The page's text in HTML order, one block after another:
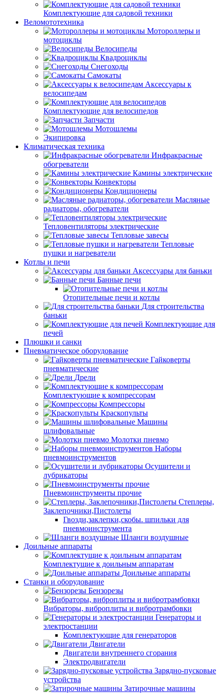
Комплектующие для садовой техники
Веломототехника
Мотороллеры и
мотоциклы
Велосипеды
Квадроциклы
Снегоходы
Самокаты
Аксессуары к
велосипедам
Комплектующие для велосипедов
Запчасти
Мотошлемы
Экипировка
Климатическая техника
Инфракрасные
обогреватели
Камины электрические
Конвекторы
Кондиционеры
Масляные
радиаторы, обогреватели
Тепловентиляторы электрические
Тепловые завесы
Тепловые
пушки и нагреватели
Котлы и печи
Аксессуары для баньки
Банные печи
Отопительные печи и котлы
Для строительства
баньки
Комплектующие для
печей
Плюшки и санки
Пневматическое оборудование
Гайковерты
пневматические
Дрели
Комплектующие к компрессорам
Компрессоры
Краскопульты
Машины
шлифовальные
Молотки пневмо
Наборы
пневмоинструментов
Осушители и
лубрикаторы
Пневмоинструменты прочие
Степлеры,
Заклепочники,Пистолеты
Гвозди,заклепки,скобы. шпильки для
пневмоинструмента
Шланги воздушные
Доильные аппараты
Комплектущие к доильным аппаратам
Доильные аппараты
Станки и оборудование
Бензорезы
Вибраторы, виброплиты и вибротрамбовки
Генераторы и
электростанции
Комплектующие для генераторов
Двигатели
Двигатели внутреннего сгорания
Электродвигатели
Зарядно-пусковые
устройства
Затирочные машины